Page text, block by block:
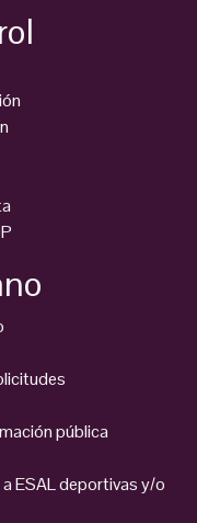
pública
ESAL deportivas y/o